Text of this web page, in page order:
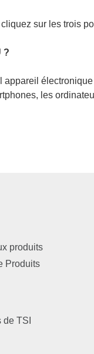
sur les trois
?
les
produits
Produits
TSI